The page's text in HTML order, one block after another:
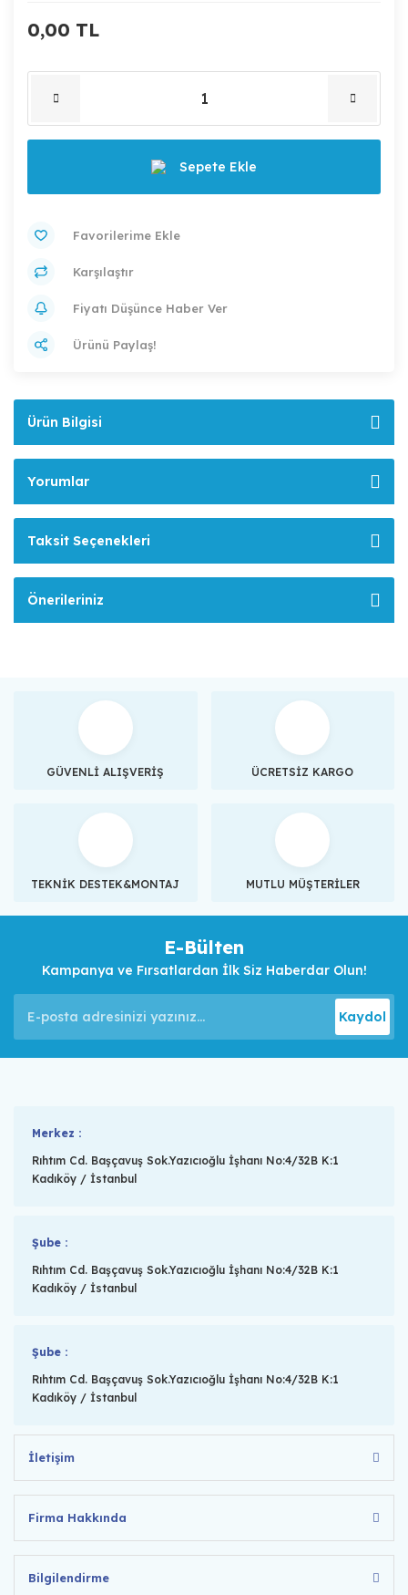
0,00 TL
Sepete Ekle
Karşılaştır
Fiyatı Düşünce Haber Ver
Ürünü Paylaş!
Ürün Bilgisi
Yorumlar
Taksit Seçenekleri
Önerileriniz
GÜVENLİ ALIŞVERİŞ ÜCRETSİZ KARGO
TEKNİK DESTEK&MONTAJ MUTLU MÜŞTERİLER
E-Bülten
Kampanya ve Fırsatlardan İlk Siz Haberdar Olun!
Kaydol
Merkez :
Rıhtım Cd. Başçavuş Sok.Yazıcıoğlu İşhanı No:4/32B K:1
Kadıköy / İstanbul
Şube :
Rıhtım Cd. Başçavuş Sok.Yazıcıoğlu İşhanı No:4/32B K:1
Kadıköy / İstanbul
Şube :
Rıhtım Cd. Başçavuş Sok.Yazıcıoğlu İşhanı No:4/32B K:1
Kadıköy / İstanbul
İletişim
Firma Hakkında
Bilgilendirme